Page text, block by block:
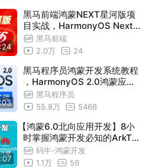
置改变 23:51
寸改变 08:43
度改变
08:24
动画-if 09:22
动画-forEach
素转场 13:53
11:31
件
黑马前端鸿蒙NEXT星河版项
目实战，HarmonyOS Next
星河版2小时开发网易云音乐
黑马前端
2.0万
24
黑马程序员鸿蒙开发系统教程
，HarmonyOS 2.0鸿蒙应用
开发实战教程
黑马程序员
55.8万
5466
【鸿蒙6.0北向应用开发】8小
时掌握鸿蒙开发必知的ArkTS
语言及ArkUI声明式UI开发，
从入门到实战全部讲清楚，全
码牛-鸿蒙开发
1.1万
59